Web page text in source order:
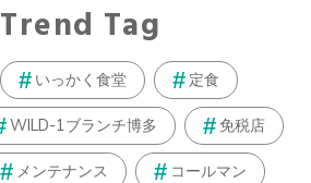
Trend Tag
いっかく食堂 定食
WILD-1ブランチ博多 免税店
メンテナンス コールマン